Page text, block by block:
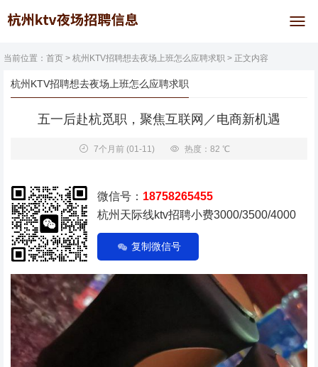
当前位置： 首页 > 杭州KTV招聘想去夜场上班怎么应聘求职 > 正文内容
杭州KTV招聘想去夜场上班怎么应聘求职
五一后赴杭觅职，聚焦互联网／电商新机遇
7个月前 (01-11) 热度：82 ℃
微信号： 18758265455
杭州天际线ktv招聘小费3000/3500/4000
复制微信号